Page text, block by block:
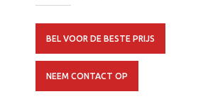
BEL VOOR DE BESTE PRIJS
NEEM CONTACT OP